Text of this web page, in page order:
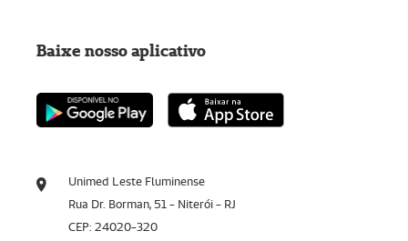
Unimed Leste Fluminense
Rua Dr. Borman, 51 - Niterói - RJ
CEP: 24020-320
Baixe nosso aplicativo